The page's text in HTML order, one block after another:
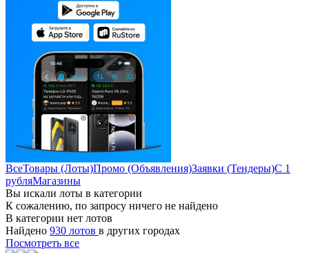
ВсеТовары (Лоты)Промо (Объявления)Заявки (Тендеры)С 1
рубляМагазины
Вы искали лоты в категории
К сожалению, по запросу ничего не найдено
В категории нет лотов
Найдено 930 лотов в других городах
Посмотреть все